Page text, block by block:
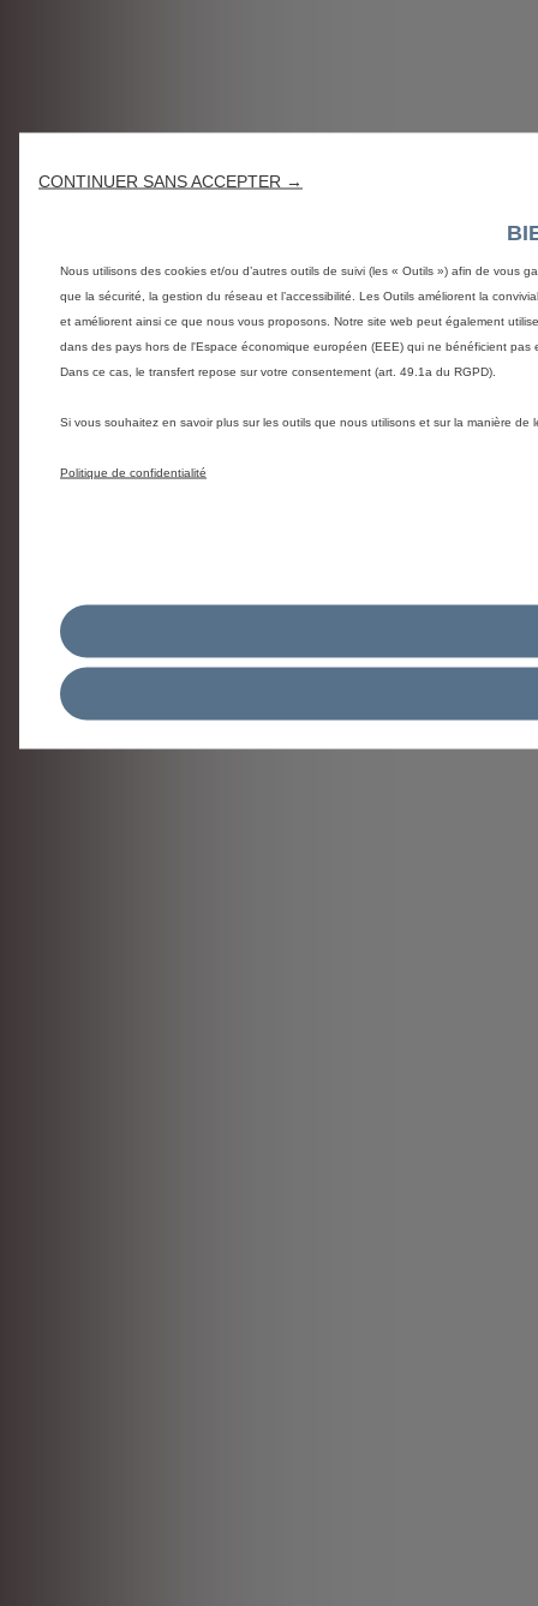
CONTINUER SANS ACCEPTER →
Nous utilisons des cookies et/ou d’autres outils de suivi (les « Outils ») afin de vous
que la sécurité, la gestion du réseau et l’accessibilité. Les Outils améliorent la
et améliorent ainsi ce que nous vous proposons. Notre site web peut également
dans des pays hors de l'Espace économique européen (EEE) qui ne bénéficient
Dans ce cas, le transfert repose sur votre consentement (art. 49.1a du RGPD).
Si vous souhaitez en savoir plus sur les outils que nous utilisons et sur la manière
Politique de confidentialité